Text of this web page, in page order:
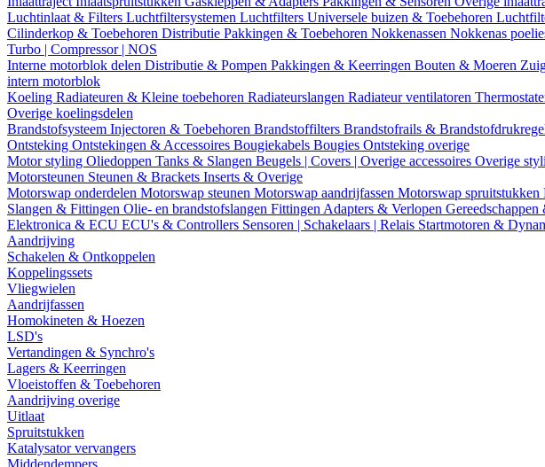
Luchtinlaat & Filters Luchtfiltersystemen Luchtfilters Universele buizen & Toebehoren
Cilinderkop & Toebehoren Distributie Pakkingen & Toebehoren Nokkenassen Nokkenas
Turbo | Compressor | NOS
Interne motorblok delen Distributie & Pompen Pakkingen & Keerringen Bouten & Moeren
intern motorblok
Koeling Radiateuren & Kleine toebehoren Radiateurslangen Radiateur ventilatoren
Overige koelingsdelen
Brandstofsysteem Injectoren & Toebehoren Brandstoffilters Brandstofrails &
Ontsteking Ontstekingen & Accessoires Bougiekabels Bougies Ontsteking overige
Motor styling Oliedoppen Tanks & Slangen Beugels | Covers | Overige accessoires Overige
Motorsteunen Steunen & Brackets Inserts & Overige
Motorswap onderdelen Motorswap steunen Motorswap aandrijfassen Motorswap spruitstukken
Slangen & Fittingen Olie- en brandstofslangen Fittingen Adapters & Verlopen
Elektronica & ECU ECU's & Controllers Sensoren | Schakelaars | Relais Startmotoren &
Aandrijving
Schakelen & Ontkoppelen
Koppelingssets
Vliegwielen
Aandrijfassen
Homokineten & Hoezen
LSD's
Vertandingen & Synchro's
Lagers & Keerringen
Vloeistoffen & Toebehoren
Aandrijving overige
Uitlaat
Spruitstukken
Katalysator vervangers
Middendempers